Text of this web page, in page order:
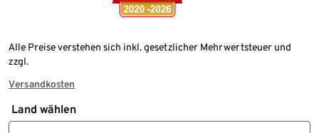
Alle Preise verstehen sich inkl. gesetzlicher Mehrwertsteuer und
zzgl.
Versandkosten
Land wählen